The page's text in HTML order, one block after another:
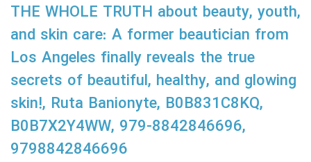
THE WHOLE TRUTH about beauty, youth,
and skin care: A former beautician from
Los Angeles finally reveals the true
secrets of beautiful, healthy, and glowing
skin!, Ruta Banionyte, B0B831C8KQ,
B0B7X2Y4WW, 979-8842846696,
9798842846696